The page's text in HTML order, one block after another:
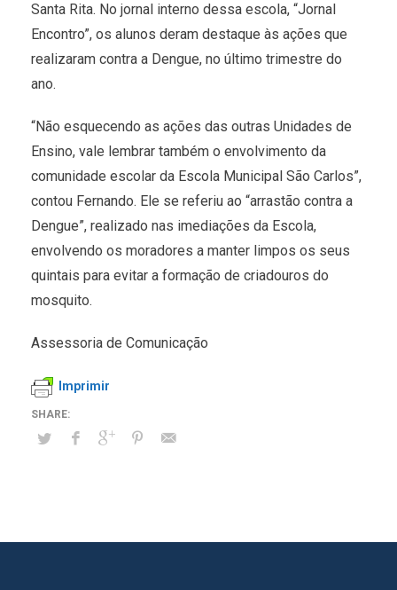
Santa Rita. No jornal interno dessa escola, “Jornal
Encontro”, os alunos deram destaque às ações que
realizaram contra a Dengue, no último trimestre do
ano.
“Não esquecendo as ações das outras Unidades de
Ensino, vale lembrar também o envolvimento da
comunidade escolar da Escola Municipal São Carlos”,
contou Fernando. Ele se referiu ao “arrastão contra a
Dengue”, realizado nas imediações da Escola,
envolvendo os moradores a manter limpos os seus
quintais para evitar a formação de criadouros do
mosquito.
Assessoria de Comunicação
Imprimir